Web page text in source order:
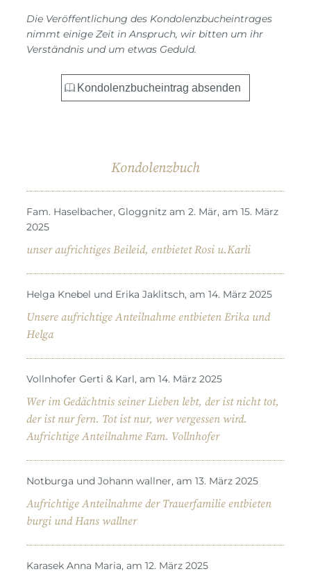
Die Veröffentlichung des Kondolenzbucheintrages
nimmt einige Zeit in Anspruch, wir bitten um ihr
Verständnis und um etwas Geduld.
Kondolenzbuch
Fam. Haselbacher, Gloggnitz am 2. Mär, am 15. März
2025
unser aufrichtiges Beileid, entbietet Rosi u.Karli
Helga Knebel und Erika Jaklitsch, am 14. März 2025
Unsere aufrichtige Anteilnahme entbieten Erika und
Helga
Vollnhofer Gerti & Karl, am 14. März 2025
Wer im Gedächtnis seiner Lieben lebt, der ist nicht tot,
der ist nur fern. Tot ist nur, wer vergessen wird.
Aufrichtige Anteilnahme Fam. Vollnhofer
Notburga und Johann wallner, am 13. März 2025
Aufrichtige Anteilnahme der Trauerfamilie entbieten
burgi und Hans wallner
Karasek Anna Maria, am 12. März 2025